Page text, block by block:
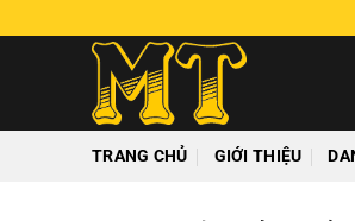
đến
TRANG CHỦ GIỚI THIỆU